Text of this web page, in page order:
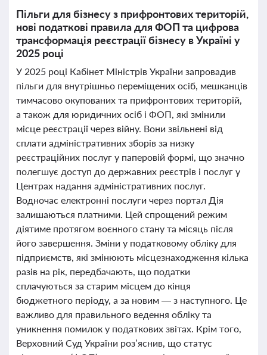
Пільги для бізнесу з прифронтових територій,
нові податкові правила для ФОП та цифрова
трансформація реєстрації бізнесу в Україні у
2025 році
У 2025 році Кабінет Міністрів України запровадив
пільги для внутрішньо переміщених осіб, мешканців
тимчасово окупованих та прифронтових територій,
а також для юридичних осіб і ФОП, які змінили
місце реєстрації через війну. Вони звільнені від
сплати адміністративних зборів за низку
реєстраційних послуг у паперовій формі, що значно
полегшує доступ до державних реєстрів і послуг у
Центрах надання адміністративних послуг.
Водночас електронні послуги через портал Дія
залишаються платними. Цей спрощений режим
діятиме протягом воєнного стану та місяць після
його завершення. Зміни у податковому обліку для
підприємств, які змінюють місцезнаходження кілька
разів на рік, передбачають, що податки
сплачуються за старим місцем до кінця
бюджетного періоду, а за новим — з наступного. Це
важливо для правильного ведення обліку та
уникнення помилок у податкових звітах. Крім того,
Верховний Суд України роз’яснив, що статус